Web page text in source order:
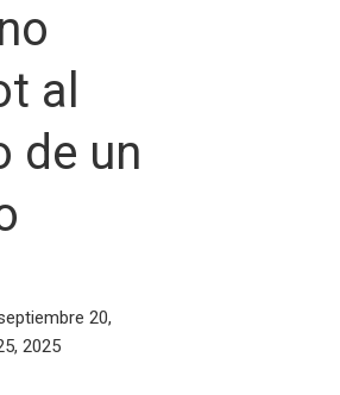
al
de un
20,
2025